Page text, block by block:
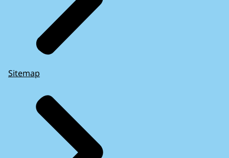
Sitemap